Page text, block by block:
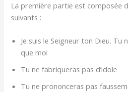
La première partie est composée
suivants :
Je suis le Seigneur ton Dieu. Tu
que moi
Tu ne fabriqueras pas d’idole
Tu ne prononceras pas